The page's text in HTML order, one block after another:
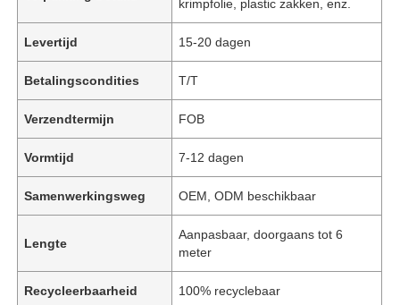
krimpfolie, plastic zakken, enz.
Levertijd 15-20 dagen
Betalingscondities T/T
Verzendtermijn FOB
Vormtijd 7-12 dagen
Samenwerkingsweg OEM, ODM beschikbaar
Lengte
Aanpasbaar, doorgaans tot 6
meter
Recycleerbaarheid 100% recyclebaar